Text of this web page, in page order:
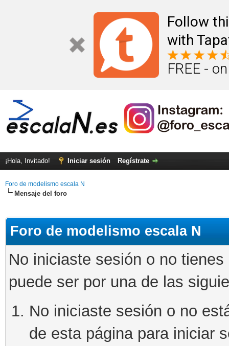
Follow
with
FREE -
¡Hola, Invitado! Iniciar sesión Regístrate
Foro de modelismo escala N
Mensaje del foro
Foro de modelismo escala N
No iniciaste sesión o no
puede ser por una de las
No iniciaste sesión o no
de esta página para iniciar